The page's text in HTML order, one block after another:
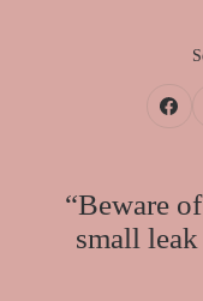
“Beware
small